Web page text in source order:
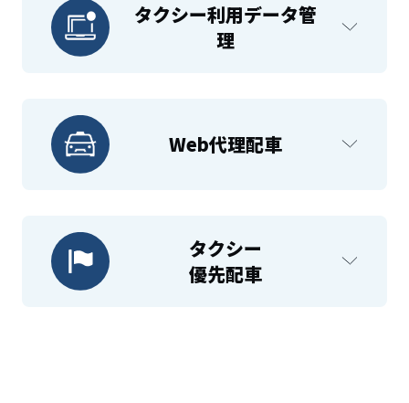
タクシー利用データ管
理
Web代理配車
タクシー
優先配車